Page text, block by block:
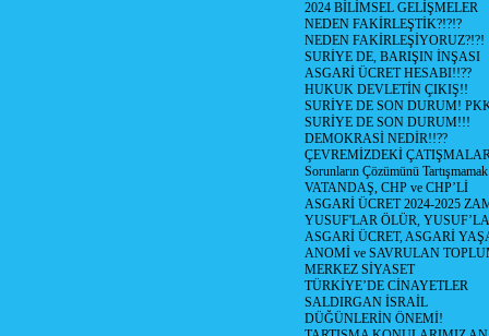
2024 BİLİMSEL GELİŞMELER
NEDEN FAKİRLEŞTİK?!?!?
NEDEN FAKİRLEŞİYORUZ?!?!
SURİYE DE, BARIŞIN İNŞASI
ASGARİ ÜCRET HESABI!!??
HUKUK DEVLETİN ÇIKIŞ!!
SURİYE DE SON DURUM!
SURİYE DE SON DURUM!!!
DEMOKRASİ NEDİR!!??
ÇEVREMİZDEKİ
Sorunların Çözümünü
VATANDAŞ, CHP ve CHP’Lİ
ASGARİ ÜCRET 2024-2025
YUSUF'LAR ÖLÜR,
ASGARİ ÜCRET, ASGARİ
ANOMİ ve SAVRULAN
MERKEZ SİYASET
TÜRKİYE’DE CİNAYETLER
SALDIRGAN İSRAİL
DÜĞÜNLERİN ÖNEMİ!